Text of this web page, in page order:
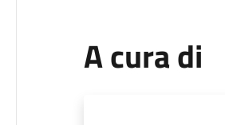
A cura di